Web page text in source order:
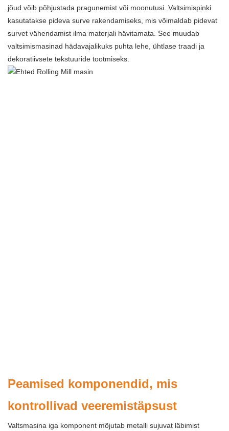
jõud võib põhjustada pragunemist või moonutusi. Valtsimispinki
kasutatakse pideva surve rakendamiseks, mis võimaldab pidevat
survet vähendamist ilma materjali hävitamata. See muudab
valtsimismasinad hädavajalikuks puhta lehe, ühtlase traadi ja
dekoratiivsete tekstuuride tootmiseks.
Peamised komponendid, mis
kontrollivad veeremistäpsust
Valtsmasina iga komponent mõjutab metalli sujuvat läbimist